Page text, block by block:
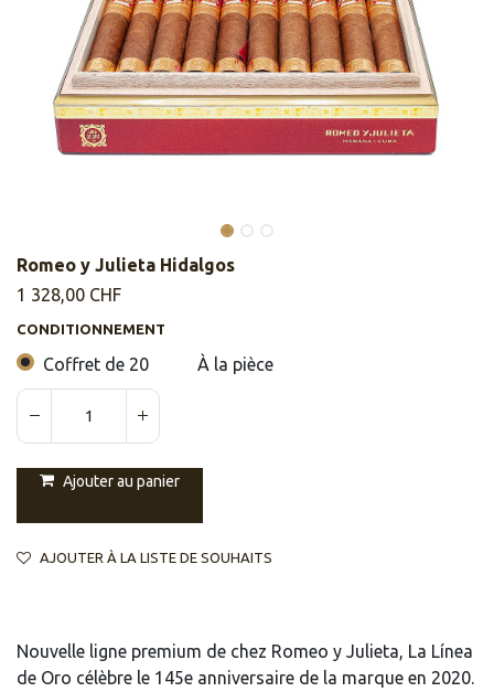
Romeo y Julieta Hidalgos
1 328,00 CHF
CONDITIONNEMENT
Coffret de 20 À la pièce
Ajouter au panier
AJOUTER À LA LISTE DE SOUHAITS
Nouvelle ligne premium de chez Romeo y Julieta, La Línea
de Oro célèbre le 145e anniversaire de la marque en 2020.